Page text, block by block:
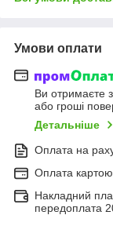
Умови оплати
Ви отримаєте
або гроші
Детальніше
Оплата на
Оплата
Накладний
передоплата